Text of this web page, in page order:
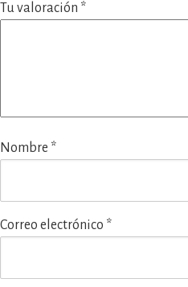
Tu valoración *
Nombre *
Correo electrónico *